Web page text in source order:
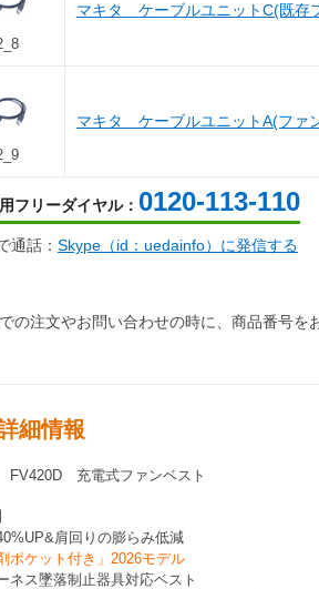
マキタ ケーブルユニットC(既
マキタ ケーブルユニットA(ファ
フリーダイヤル： 0120-113-110
通話： Skype（id：uedainfo）に発信する
の注文やお問い合わせの時に、商品番号を
細情報
FV420D 充電式ファンベスト
肩回りの膨らみ低減
ポケット付き」2026モデル
ネス墜落制止器具対応ベスト